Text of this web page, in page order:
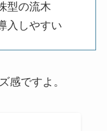
型の流木
入しやすい
感ですよ。